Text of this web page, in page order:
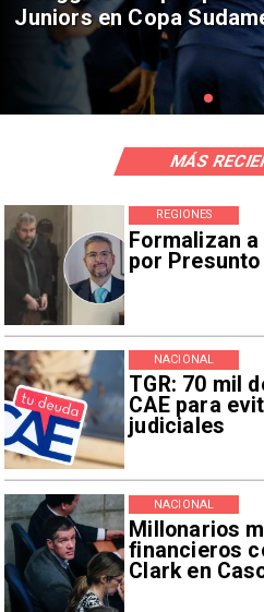
personas aisladas y
afectadas
Formalizan
por
REGIONES
TGR: 70 mil
CAE para
judiciales
NACIONAL
Millonarios
financieros
Clark en
NACIONAL
MÁS